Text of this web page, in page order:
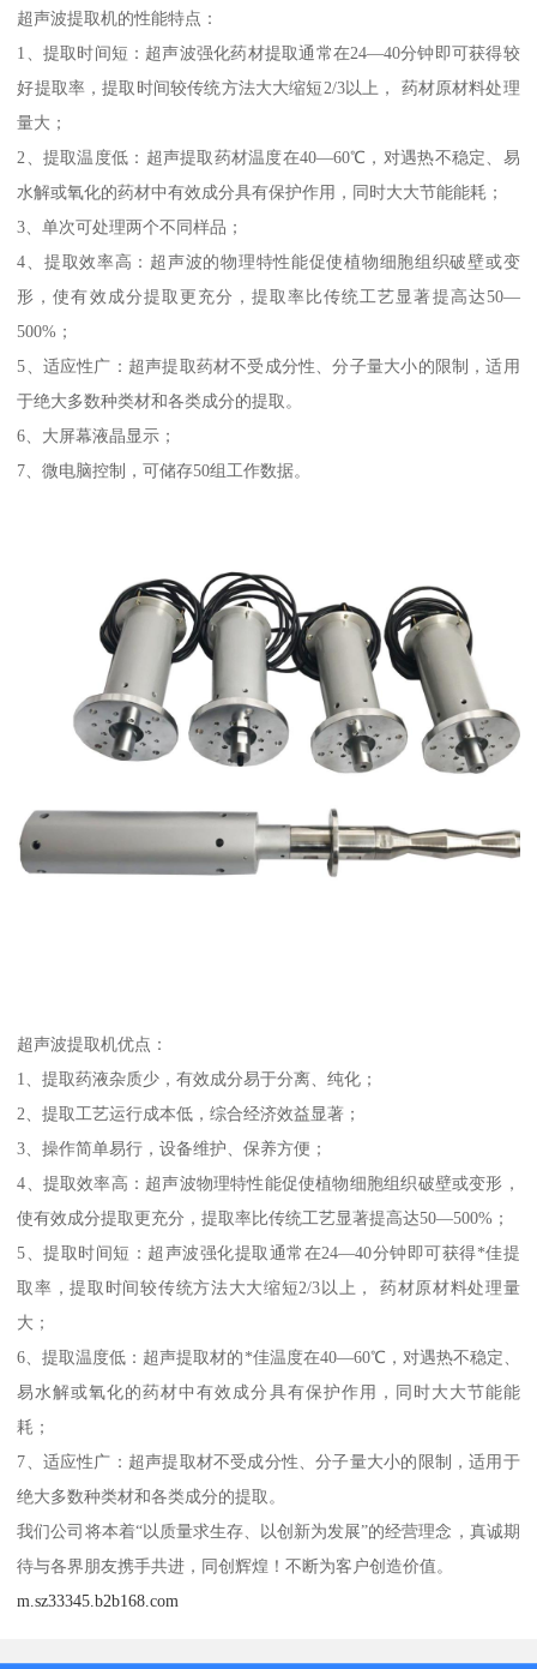
超声波提取机的性能特点：
1、提取时间短：超声波强化药材提取通常在24—40分钟即可获得较
好提取率，提取时间较传统方法大大缩短2/3以上， 药材原材料处理
量大；
2、提取温度低：超声提取药材温度在40—60℃，对遇热不稳定、易
水解或氧化的药材中有效成分具有保护作用，同时大大节能能耗；
3、单次可处理两个不同样品；
4、提取效率高：超声波的物理特性能促使植物细胞组织破壁或变
形，使有效成分提取更充分，提取率比传统工艺显著提高达50—
500%；
5、适应性广：超声提取药材不受成分性、分子量大小的限制，适用
于绝大多数种类材和各类成分的提取。
6、大屏幕液晶显示；
7、微电脑控制，可储存50组工作数据。
超声波提取机优点：
1、提取药液杂质少，有效成分易于分离、纯化；
2、提取工艺运行成本低，综合经济效益显著；
3、操作简单易行，设备维护、保养方便；
4、提取效率高：超声波物理特性能促使植物细胞组织破壁或变形，
使有效成分提取更充分，提取率比传统工艺显著提高达50—500%；
5、提取时间短：超声波强化提取通常在24—40分钟即可获得*佳提
取率，提取时间较传统方法大大缩短2/3以上， 药材原材料处理量
大；
6、提取温度低：超声提取材的*佳温度在40—60℃，对遇热不稳定、
易水解或氧化的药材中有效成分具有保护作用，同时大大节能能
耗；
7、适应性广：超声提取材不受成分性、分子量大小的限制，适用于
绝大多数种类材和各类成分的提取。
我们公司将本着“以质量求生存、以创新为发展”的经营理念，真诚期
待与各界朋友携手共进，同创辉煌！不断为客户创造价值。
m.sz33345.b2b168.com